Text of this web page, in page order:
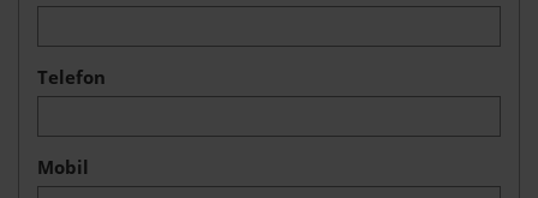
Telefon
Mobil